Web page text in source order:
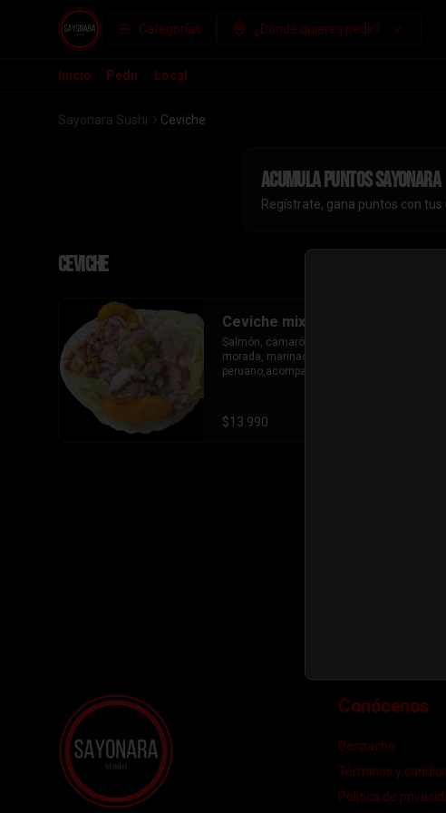
Categorías ¿Dónde quieres pedir?
Inicio Pedir Local
Sayonara Sushi Ceviche
Acumulapuntos sayonara
Regístrate, gana puntos con
Ceviche
Ceviche mixto de salmón
Salmón, camarón, pulpo , cebolla
morada, marinado al estilo
peruano,acompañado con
$13.990
Conócenos
Despacho
Términos y
Política de